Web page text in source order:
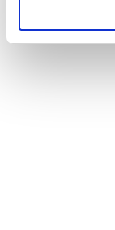
okumak ve